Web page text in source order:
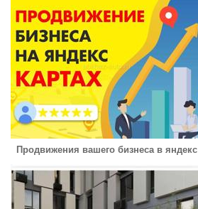
Продвижения вашего бизнеса в яндекс